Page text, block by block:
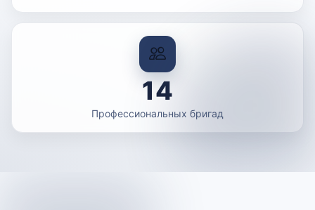
14
Профессиональных бригад